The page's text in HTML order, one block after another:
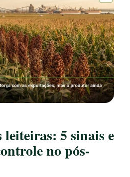
leiteiras: 5 sinais e
no pós-